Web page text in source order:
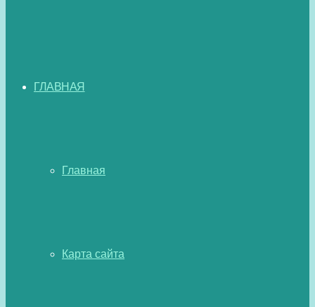
ГЛАВНАЯ
Главная
Карта сайта